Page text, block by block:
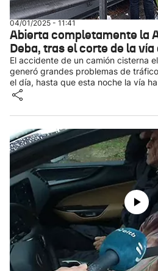
04/01/2025 - 11:41
Abierta completamente la
Deba, tras el corte de la
El accidente de un camión cisterna
generó grandes problemas de
el día, hasta que esta noche la vía